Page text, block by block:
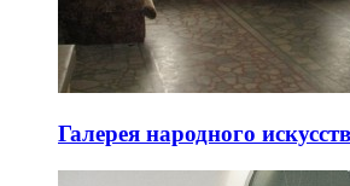
Галерея народного